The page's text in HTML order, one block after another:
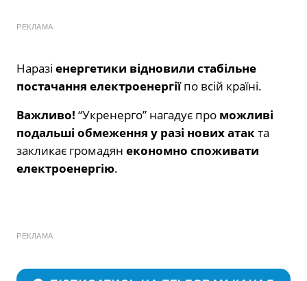
РЕКЛАМА
Наразі енергетики відновили стабільне
постачання електроенергіїпо всій країні.
Важливо! “Укренерго” нагадує про можливі
подальші обмеження у разі нових атакта
закликає громадян економно споживати
електроенергію.
РЕКЛАМА